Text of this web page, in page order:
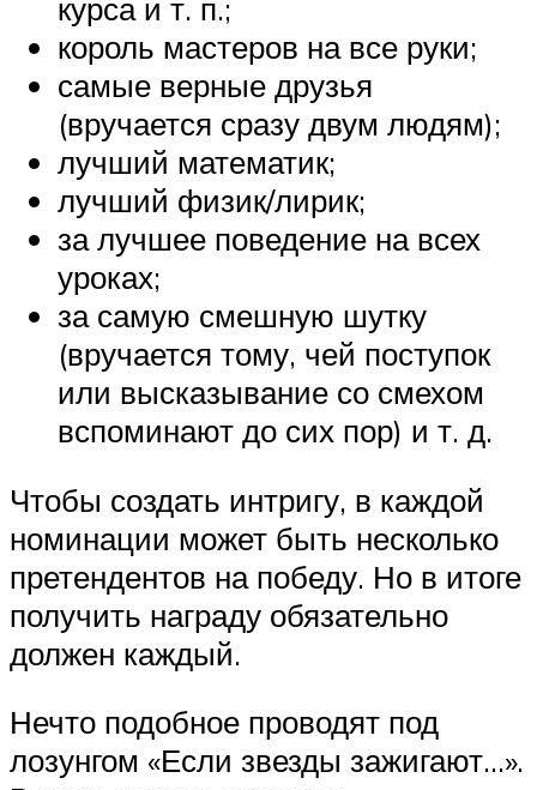
курса и т. п.;
король мастеров на все руки;
самые верные друзья
(вручается сразу двум людям);
лучший математик;
лучший физик/лирик;
за лучшее поведение на всех
уроках;
за самую смешную шутку
(вручается тому, чей поступок
или высказывание со смехом
вспоминают до сих пор) и т. д.
Чтобы создать интригу, в каждой
номинации может быть несколько
претендентов на победу. Но в итоге
получить награду обязательно
должен каждый.
Нечто подобное проводят под
лозунгом «Если звезды зажигают…».